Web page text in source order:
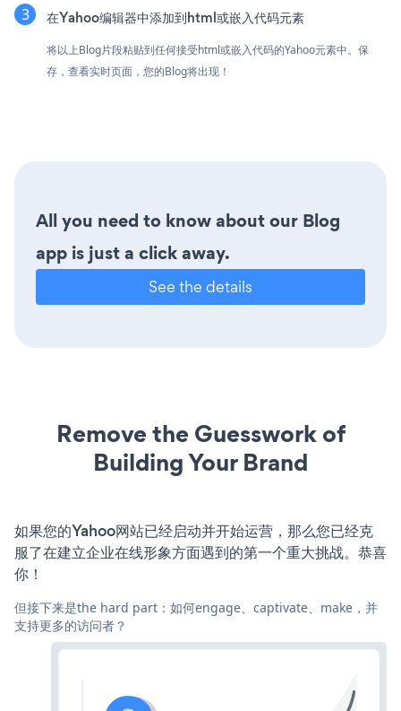
在Yahoo编辑器中添加到html或嵌入代码元素
将以上Blog片段粘贴到任何接受html或嵌入代码的Yahoo元素中。保
存，查看实时页面，您的Blog将出现！
All you need to know about our Blog
app is just a click away.
See the details
Remove the Guesswork of
Building Your Brand
如果您的Yahoo网站已经启动并开始运营，那么您已经克
服了在建立企业在线形象方面遇到的第一个重大挑战。恭喜
你！
但接下来是the hard part：如何engage、captivate、make，并
支持更多的访问者？